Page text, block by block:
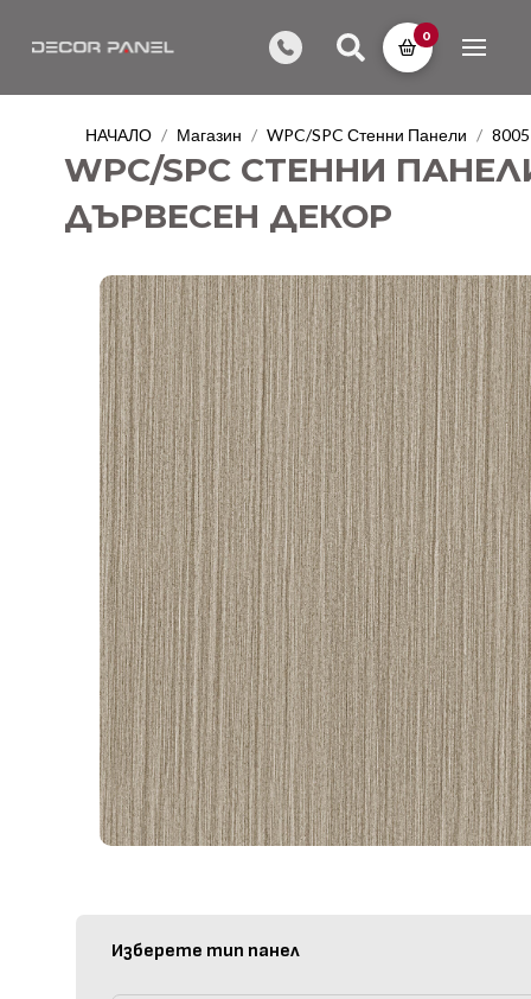
0
НАЧАЛО / Магазин / WPC/SPC Стенни Панели / 8005
WPC/SPC СТЕННИ
ДЪРВЕСЕН ДЕКОР
Изберете тип панел